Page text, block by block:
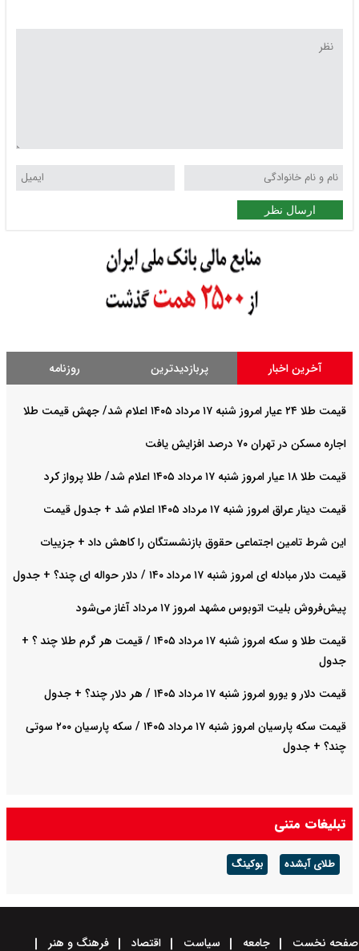
ارسال نظر
آخرین اخبار پربازدیدترین روزنامه
قیمت طلا ۲۴ عیار امروز شنبه ۱۷ مرداد ۱۴۰۵ اعلام شد/ جهش قیمت طلا
اجاره مسکن در تهران ۷۰ درصد افزایش یافت
قیمت طلا ۱۸ عیار امروز شنبه ۱۷ مرداد ۱۴۰۵ اعلام شد/ طلا پرواز کرد
قیمت دینار عراق امروز شنبه ۱۷ مرداد ۱۴۰۵ اعلام شد + جدول قیمت
این شرط تامین اجتماعی حقوق بازنشستگان را کاهش داد + جزییات
قیمت دلار مبادله ای امروز شنبه ۱۷ مرداد ۱۴۰ / دلار حواله ای چند؟ + جدول
پیش‌فروش بلیت اتوبوس مشهد امروز ۱۷ مرداد آغاز می‌شود
قیمت طلا و سکه امروز شنبه ۱۷ مرداد ۱۴۰۵ / قیمت هر گرم طلا چند ؟ +
جدول
قیمت دلار و یورو امروز شنبه ۱۷ مرداد ۱۴۰۵ / هر دلار چند؟ + جدول
قیمت سکه پارسیان امروز شنبه ۱۷ مرداد ۱۴۰۵ / سکه پارسیان ۲۰۰ سوتی
چند؟ + جدول
تبلیغات متنی
طلای آبشده بوکینگ
صفحه نخست جامعه سیاست اقتصاد فرهنگ و هنر